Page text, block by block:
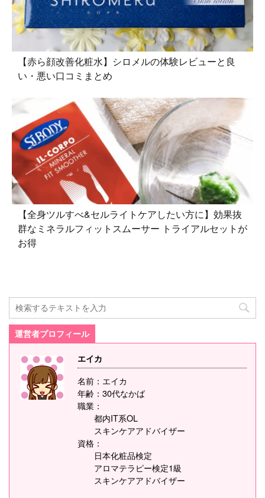
【赤ら顔改善化粧水】シロメルの体験レビューと良
い・悪い口コミまとめ
【全身ツルすべ&セルライトケアしたい方に】効果抜
群なミネラルフィットスムーサー トライアルセットが
お得
運営者プロフィール
エイカ
名前：エイカ
年齢：30代なかば
職業：
都内IT系OL
スキンケアアドバイザー
資格：
日本化粧品検定
アロマテラピー検定1級
スキンケアアドバイザー